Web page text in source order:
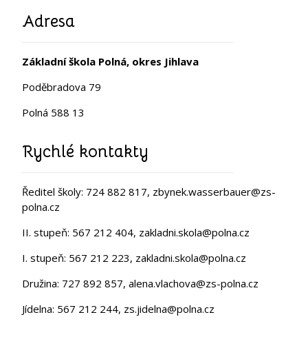
Adresa
Základní škola Polná, okres Jihlava
Poděbradova 79
Polná 588 13
Rychlé kontakty
Ředitel školy: 724 882 817, zbynek.wasserbauer@zs-
polna.cz
II. stupeň: 567 212 404, zakladni.skola@polna.cz
I. stupeň: 567 212 223, zakladni.skola@polna.cz
Družina: 727 892 857, alena.vlachova@zs-polna.cz
Jídelna: 567 212 244, zs.jidelna@polna.cz